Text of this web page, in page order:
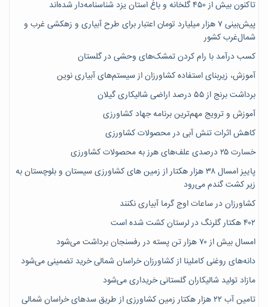
تاکنون بیش از ۴۵۰ گلخانه و باغ استان یزد شناسنامه‌دار شده‌اند
پیش‌بینی ۷‌ هزار میلیارد تومان اعتبار برای طرح آبیاری و زهکشی غرب و
شمال‌غرب کشور
کسب درآمد با رام کردن تمشک‌های وحشی در گلستان
آموزش، زیربنای استفاده کشاورزان از سیستم‌های آبیاری نوین
برداشت برنج از ۵۵ درصد اراضی شالیکاری گیلان
آموزش و ترویج مهم‌ترین برنامه جهاد کشاورزی
کاهش اثرات تنش آبی در محصولات کشاورزی
خسارت ۲۵ درصدی علف‌های هرز به محصولات کشاورزی
پاییز امسال ۳۸ هزار هکتار از زمین های کشاورزی سیستان و بلوچستان به
زیر کشت گندم می‌رود
کشاورزان در ساعات اوج گرما آبیاری نکنند
۴۰۲ هکتار گلرنگ در لرستان کشت شده است
امسال بیش از ۷۰ هزار تن پسته در رفسنجان برداشت می‌شود
دانه‌های روغنی کاملینا از کشاورزان خراسان شمالی خرید تضمینی می‌شود
مازاد تولید شالیکاران گلستانی خریداری می‌شود
تامین آب ۲۲ هزار هکتار زمین کشاورزی از طریق سدهای خراسان شمالی